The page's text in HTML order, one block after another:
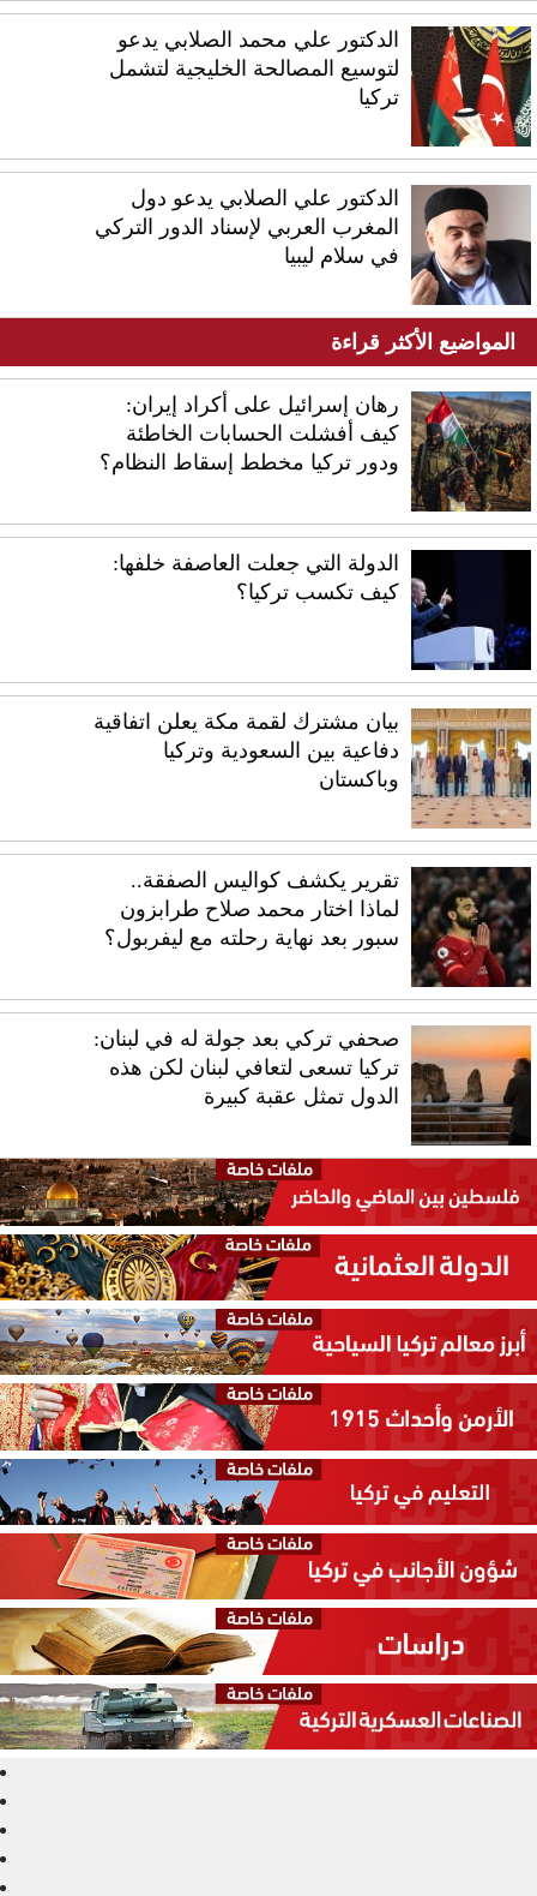
الدكتور علي محمد الصلابي يدعو
لتوسيع المصالحة الخليجية لتشمل
تركيا
الدكتور علي الصلابي يدعو دول
المغرب العربي لإسناد الدور التركي
في سلام ليبيا
المواضيع الأكثر قراءة
رهان إسرائيل على أكراد إيران:
كيف أفشلت الحسابات الخاطئة
ودور تركيا مخطط إسقاط النظام؟
الدولة التي جعلت العاصفة خلفها:
كيف تكسب تركيا؟
بيان مشترك لقمة مكة يعلن اتفاقية
دفاعية بين السعودية وتركيا
وباكستان
تقرير يكشف كواليس الصفقة..
لماذا اختار محمد صلاح طرابزون
سبور بعد نهاية رحلته مع ليفربول؟
صحفي تركي بعد جولة له في لبنان:
تركيا تسعى لتعافي لبنان لكن هذه
الدول تمثل عقبة كبيرة